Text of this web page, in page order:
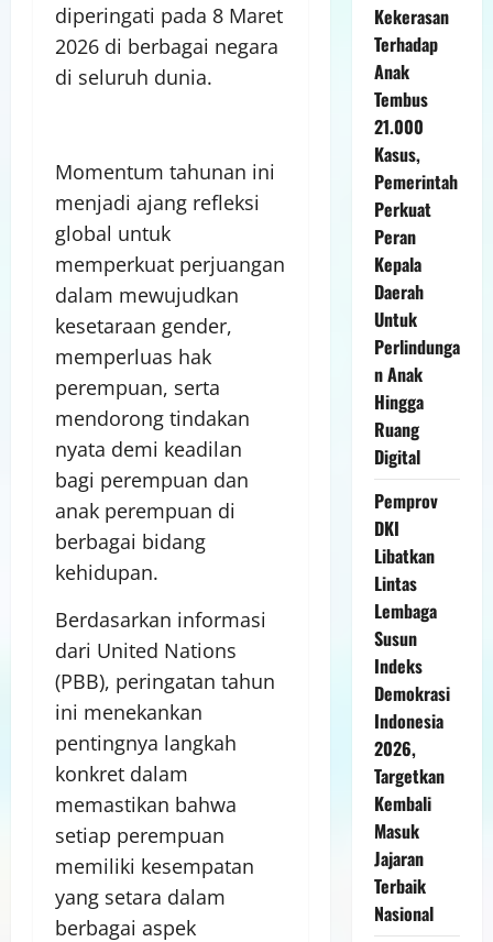
diperingati pada 8 Maret
2026 di berbagai negara
di seluruh dunia.
Momentum tahunan ini
menjadi ajang refleksi
global untuk
memperkuat perjuangan
dalam mewujudkan
kesetaraan gender,
memperluas hak
perempuan, serta
mendorong tindakan
nyata demi keadilan
bagi perempuan dan
anak perempuan di
berbagai bidang
kehidupan.
Berdasarkan informasi
dari United Nations
(PBB), peringatan tahun
ini menekankan
pentingnya langkah
konkret dalam
memastikan bahwa
setiap perempuan
memiliki kesempatan
yang setara dalam
berbagai aspek
Kekerasan
Terhadap
Anak
Tembus
21.000
Kasus,
Pemerintah
Perkuat
Peran
Kepala
Daerah
Untuk
Perlindunga
n Anak
Hingga
Ruang
Digital
Pemprov
DKI
Libatkan
Lintas
Lembaga
Susun
Indeks
Demokrasi
Indonesia
2026,
Targetkan
Kembali
Masuk
Jajaran
Terbaik
Nasional